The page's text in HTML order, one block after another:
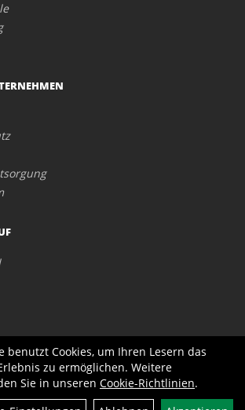
benutzt Cookies, um Ihren Lesern das
zu ermöglichen. Weitere
Sie in unseren Cookie-Richtlinien.